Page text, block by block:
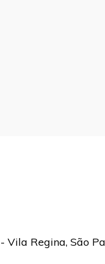
Vila Regina, São